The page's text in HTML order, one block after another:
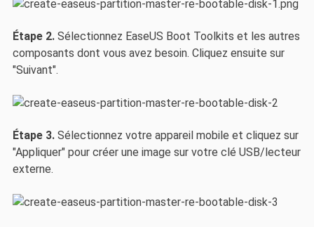
Étape 2.Sélectionnez EaseUS Boot Toolkits et les autres
composants dont vous avez besoin. Cliquez ensuite sur
"Suivant".
Étape 3. Sélectionnez votre appareil mobile et cliquez sur
"Appliquer" pour créer une image sur votre clé USB/lecteur
externe.